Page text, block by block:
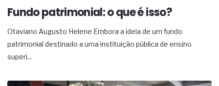
Fundo patrimonial: o que é isso?
Otaviano Augusto Helene Embora a ideia de um fundo
patrimonial destinado a uma instituição pública de ensino
superi...